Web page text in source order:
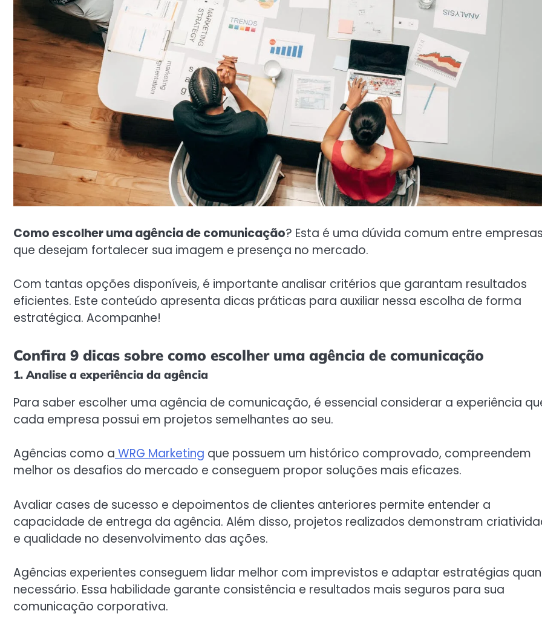
Como escolher uma agência de comunicação? Esta é uma dúvida comum entre
que desejam fortalecer sua imagem e presença no mercado.
Com tantas opções disponíveis, é importante analisar critérios que garantam resultados
eficientes. Este conteúdo apresenta dicas práticas para auxiliar nessa escolha de forma
estratégica. Acompanhe!
Confira 9 dicas sobre como escolher uma agência de comunicação
1. Analise a experiência da agência
Para saber escolher uma agência de comunicação, é essencial considerar a experiência
cada empresa possui em projetos semelhantes ao seu.
Agências como a WRG Marketing que possuem um histórico comprovado, compreendem
melhor os desafios do mercado e conseguem propor soluções mais eficazes.
Avaliar cases de sucesso e depoimentos de clientes anteriores permite entender a
capacidade de entrega da agência. Além disso, projetos realizados demonstram
e qualidade no desenvolvimento das ações.
Agências experientes conseguem lidar melhor com imprevistos e adaptar estratégias
necessário. Essa habilidade garante consistência e resultados mais seguros para sua
comunicação corporativa.